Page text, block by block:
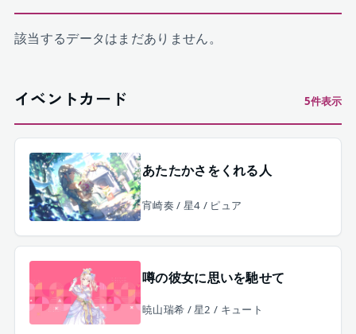
該当するデータはまだありません。
イベントカード 5件表示
あたたかさをくれる人
宵崎奏 / 星4 / ピュア
噂の彼女に思いを馳せて
暁山瑞希 / 星2 / キュート